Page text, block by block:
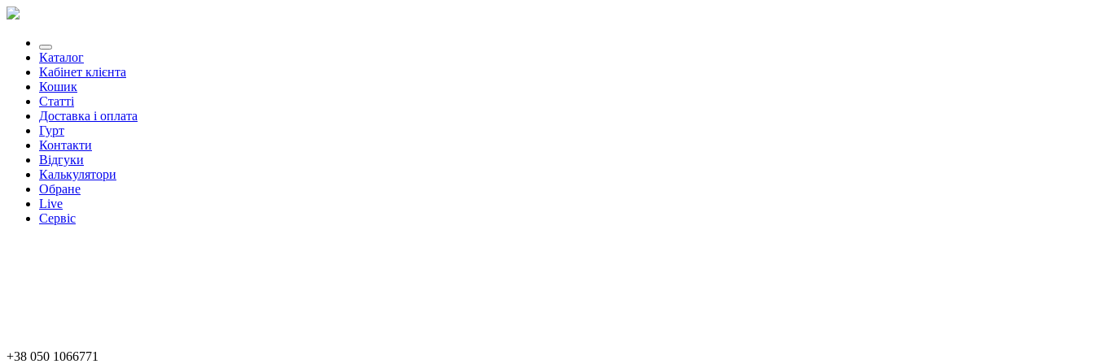
Каталог
Кабінет клієнта
Кошик
Статті
Доставка і оплата
Гурт
Контакти
Відгуки
Калькулятори
Обране
Live
Сервіс
+38 050 1066771